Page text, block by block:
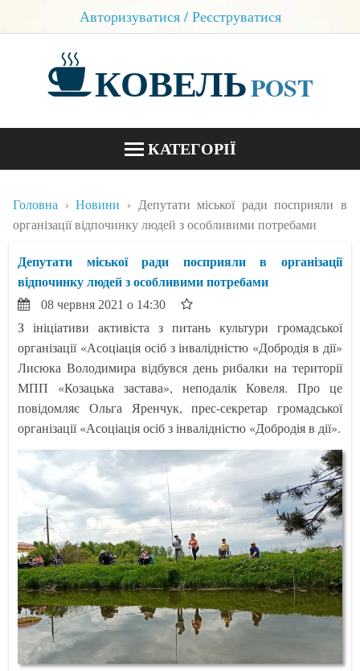
Авторизуватися / Реєструватися
КОВЕЛЬPOST
КАТЕГОРІЇ
БЛОГИ
Головна Новини
Депутати міської ради посприяли в
організації відпочинку людей з особливими потребами
Депутати міської ради посприяли в організації
відпочинку людей з особливими потребами
08 червня 2021 о 14:30
З ініціативи активіста з питань культури громадської
організації «Асоціація осіб з інвалідністю «Добродія в дії»
Лисюка Володимира відбувся день рибалки на території
МПП «Козацька застава», неподалік Ковеля. Про це
повідомляє Ольга Яренчук, прес-секретар громадської
організації «Асоціація осіб з інвалідністю «Добродія в дії».